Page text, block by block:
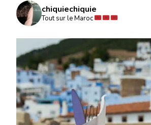
chiquiechiquie
Tout sur le Maroc